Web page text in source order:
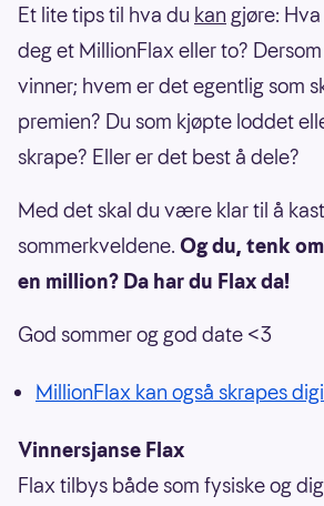
Et lite tips til hva du kan gjøre:
deg et MillionFlax eller to?
vinner; hvem er det egentlig som
premien? Du som kjøpte loddet
skrape? Eller er det best å dele?
Med det skal du være klar til å
sommerkveldene. Og du, tenk
en million? Da har du Flax da!
God sommer og god date <3
MillionFlax kan også skrapes
Vinnersjanse Flax
Flax tilbys både som fysiske og